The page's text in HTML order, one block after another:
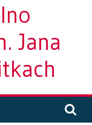
Jana